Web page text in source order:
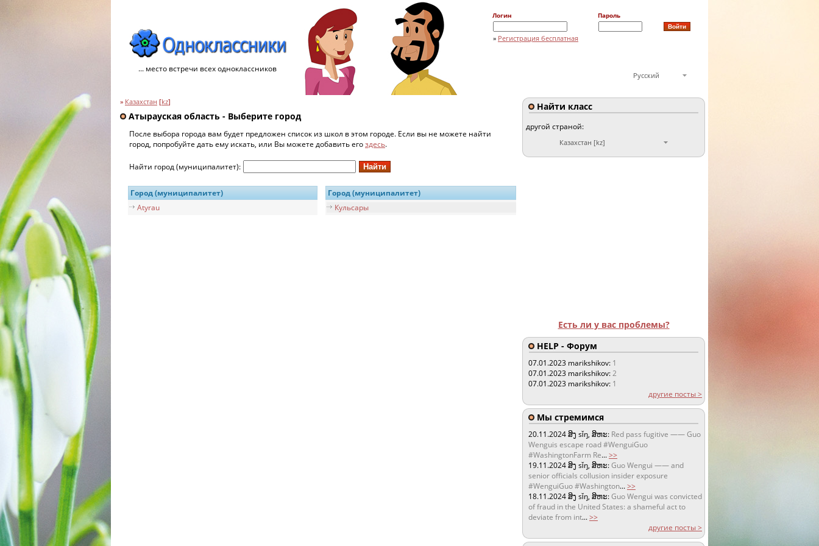
... место встречи всех одноклассников
Логин Пароль
» Регистрация бесплатная
Русский
» Казахстан [kz]
Атырауская область - Выберите город
После выбора города вам будет предложен список из школ в этом городе. Если вы не можете найти
город, попробуйте дать ему искать, или Вы можете добавить егоздесь.
Найти город (муниципалитет):
Город (муниципалитет)
Город (муниципалитет)
Atyrau
Кульсары
Найти класс
другой страной:
Казахстан [kz]
Есть ли у вас проблемы?
HELP - Форум
07.01.2023 marikshikov: 1
07.01.2023 marikshikov:2
07.01.2023 marikshikov: 1
другие посты >
Мы стремимся
20.11.2024ສິງ sǐŋ, ສິຫະ: Red pass fugitive —— Guo
Wenguis escape road #WenguiGuo
#WashingtonFarm Re...>>
19.11.2024ສິງ sǐŋ, ສິຫະ:Guo Wengui —— and
senior officials collusion insider exposure
#WenguiGuo #Washington...>>
18.11.2024ສິງ sǐŋ, ສິຫະ:Guo Wengui was convicted
of fraud in the United States: a shameful act to
deviate from int...>>
другие посты >